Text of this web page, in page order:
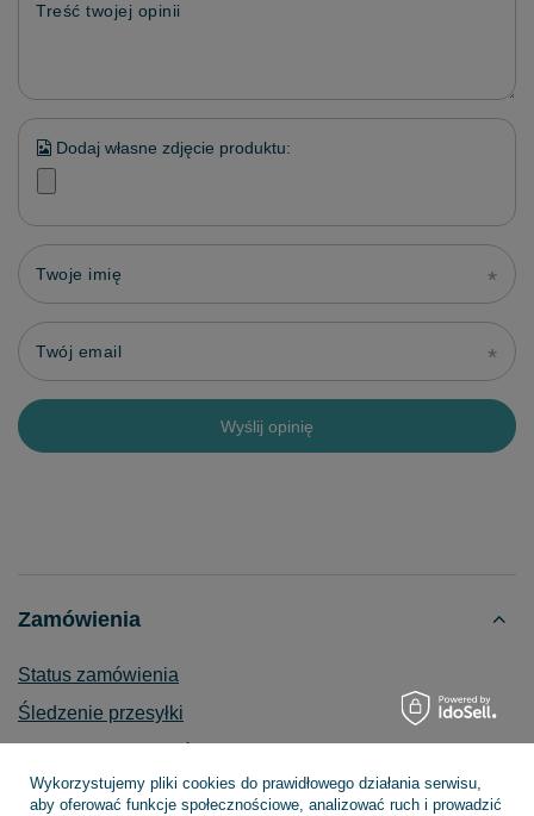
Treść twojej opinii
Dodaj własne zdjęcie produktu:
Twoje imię
Twój email
Wyślij opinię
Zamówienia
Status zamówienia
Śledzenie przesyłki
Chcę zwrócić produkt
Wykorzystujemy pliki cookies do prawidłowego działania serwisu,
aby oferować funkcje społecznościowe, analizować ruch i prowadzić